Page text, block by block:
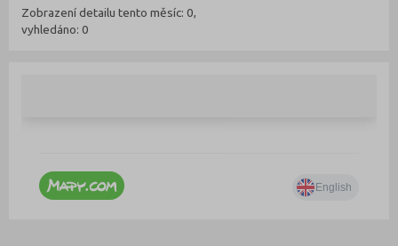
Zobrazení detailu tento měsíc: 0,
vyhledáno: 0